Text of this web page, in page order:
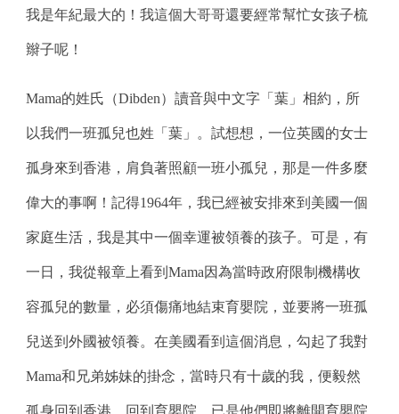
我是年紀最大的！我這個大哥哥還要經常幫忙女孩子梳
辮子呢！
Mama的姓氏（Dibden）讀音與中文字「葉」相約，所
以我們一班孤兒也姓「葉」。試想想，一位英國的女士
孤身來到香港，肩負著照顧一班小孤兒，那是一件多麼
偉大的事啊！記得1964年，我已經被安排來到美國一個
家庭生活，我是其中一個幸運被領養的孩子。可是，有
一日，我從報章上看到Mama因為當時政府限制機構收
容孤兒的數量，必須傷痛地結束育嬰院，並要將一班孤
兒送到外國被領養。在美國看到這個消息，勾起了我對
Mama和兄弟姊妹的掛念，當時只有十歲的我，便毅然
孤身回到香港。回到育嬰院，已是他們即將離開育嬰院